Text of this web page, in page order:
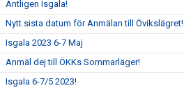
Äntligen Isgala!
Nytt sista datum för Anmälan till Övikslägret!
Isgala 2023 6-7 Maj
Anmäl dej till ÖKKs Sommarläger!
Isgala 6-7/5 2023!